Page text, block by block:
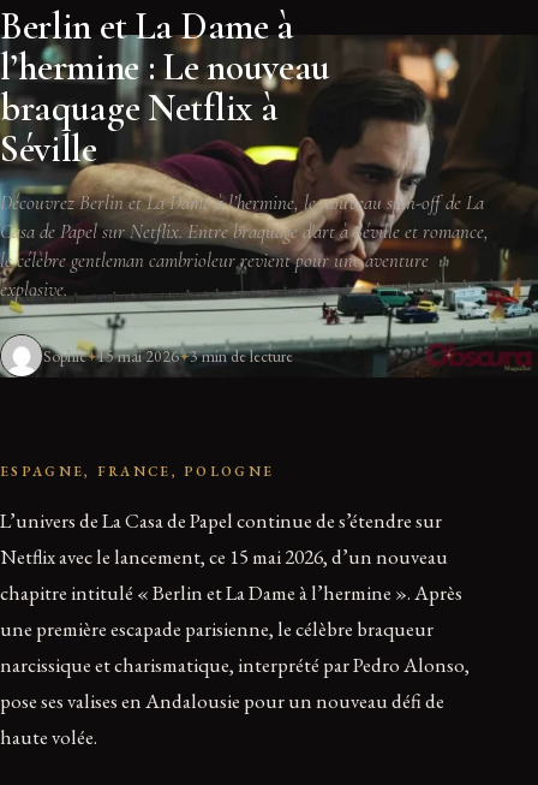
Berlin et La Dame à
l’hermine : Le nouveau
braquage Netflix à
Séville
Découvrez Berlin et La Dame à l’hermine, le nouveau spin-off de La
Casa de Papel sur Netflix. Entre braquage d'art à Séville et romance,
le célèbre gentleman cambrioleur revient pour une aventure
explosive.
Sophie 15 mai 2026 3 min de lecture
ESPAGNE, FRANCE, POLOGNE
L’univers de La Casa de Papel continue de s’étendre sur
Netflix avec le lancement, ce 15 mai 2026, d’un nouveau
chapitre intitulé « Berlin et La Dame à l’hermine ». Après
une première escapade parisienne, le célèbre braqueur
narcissique et charismatique, interprété par Pedro Alonso,
pose ses valises en Andalousie pour un nouveau défi de
haute volée.